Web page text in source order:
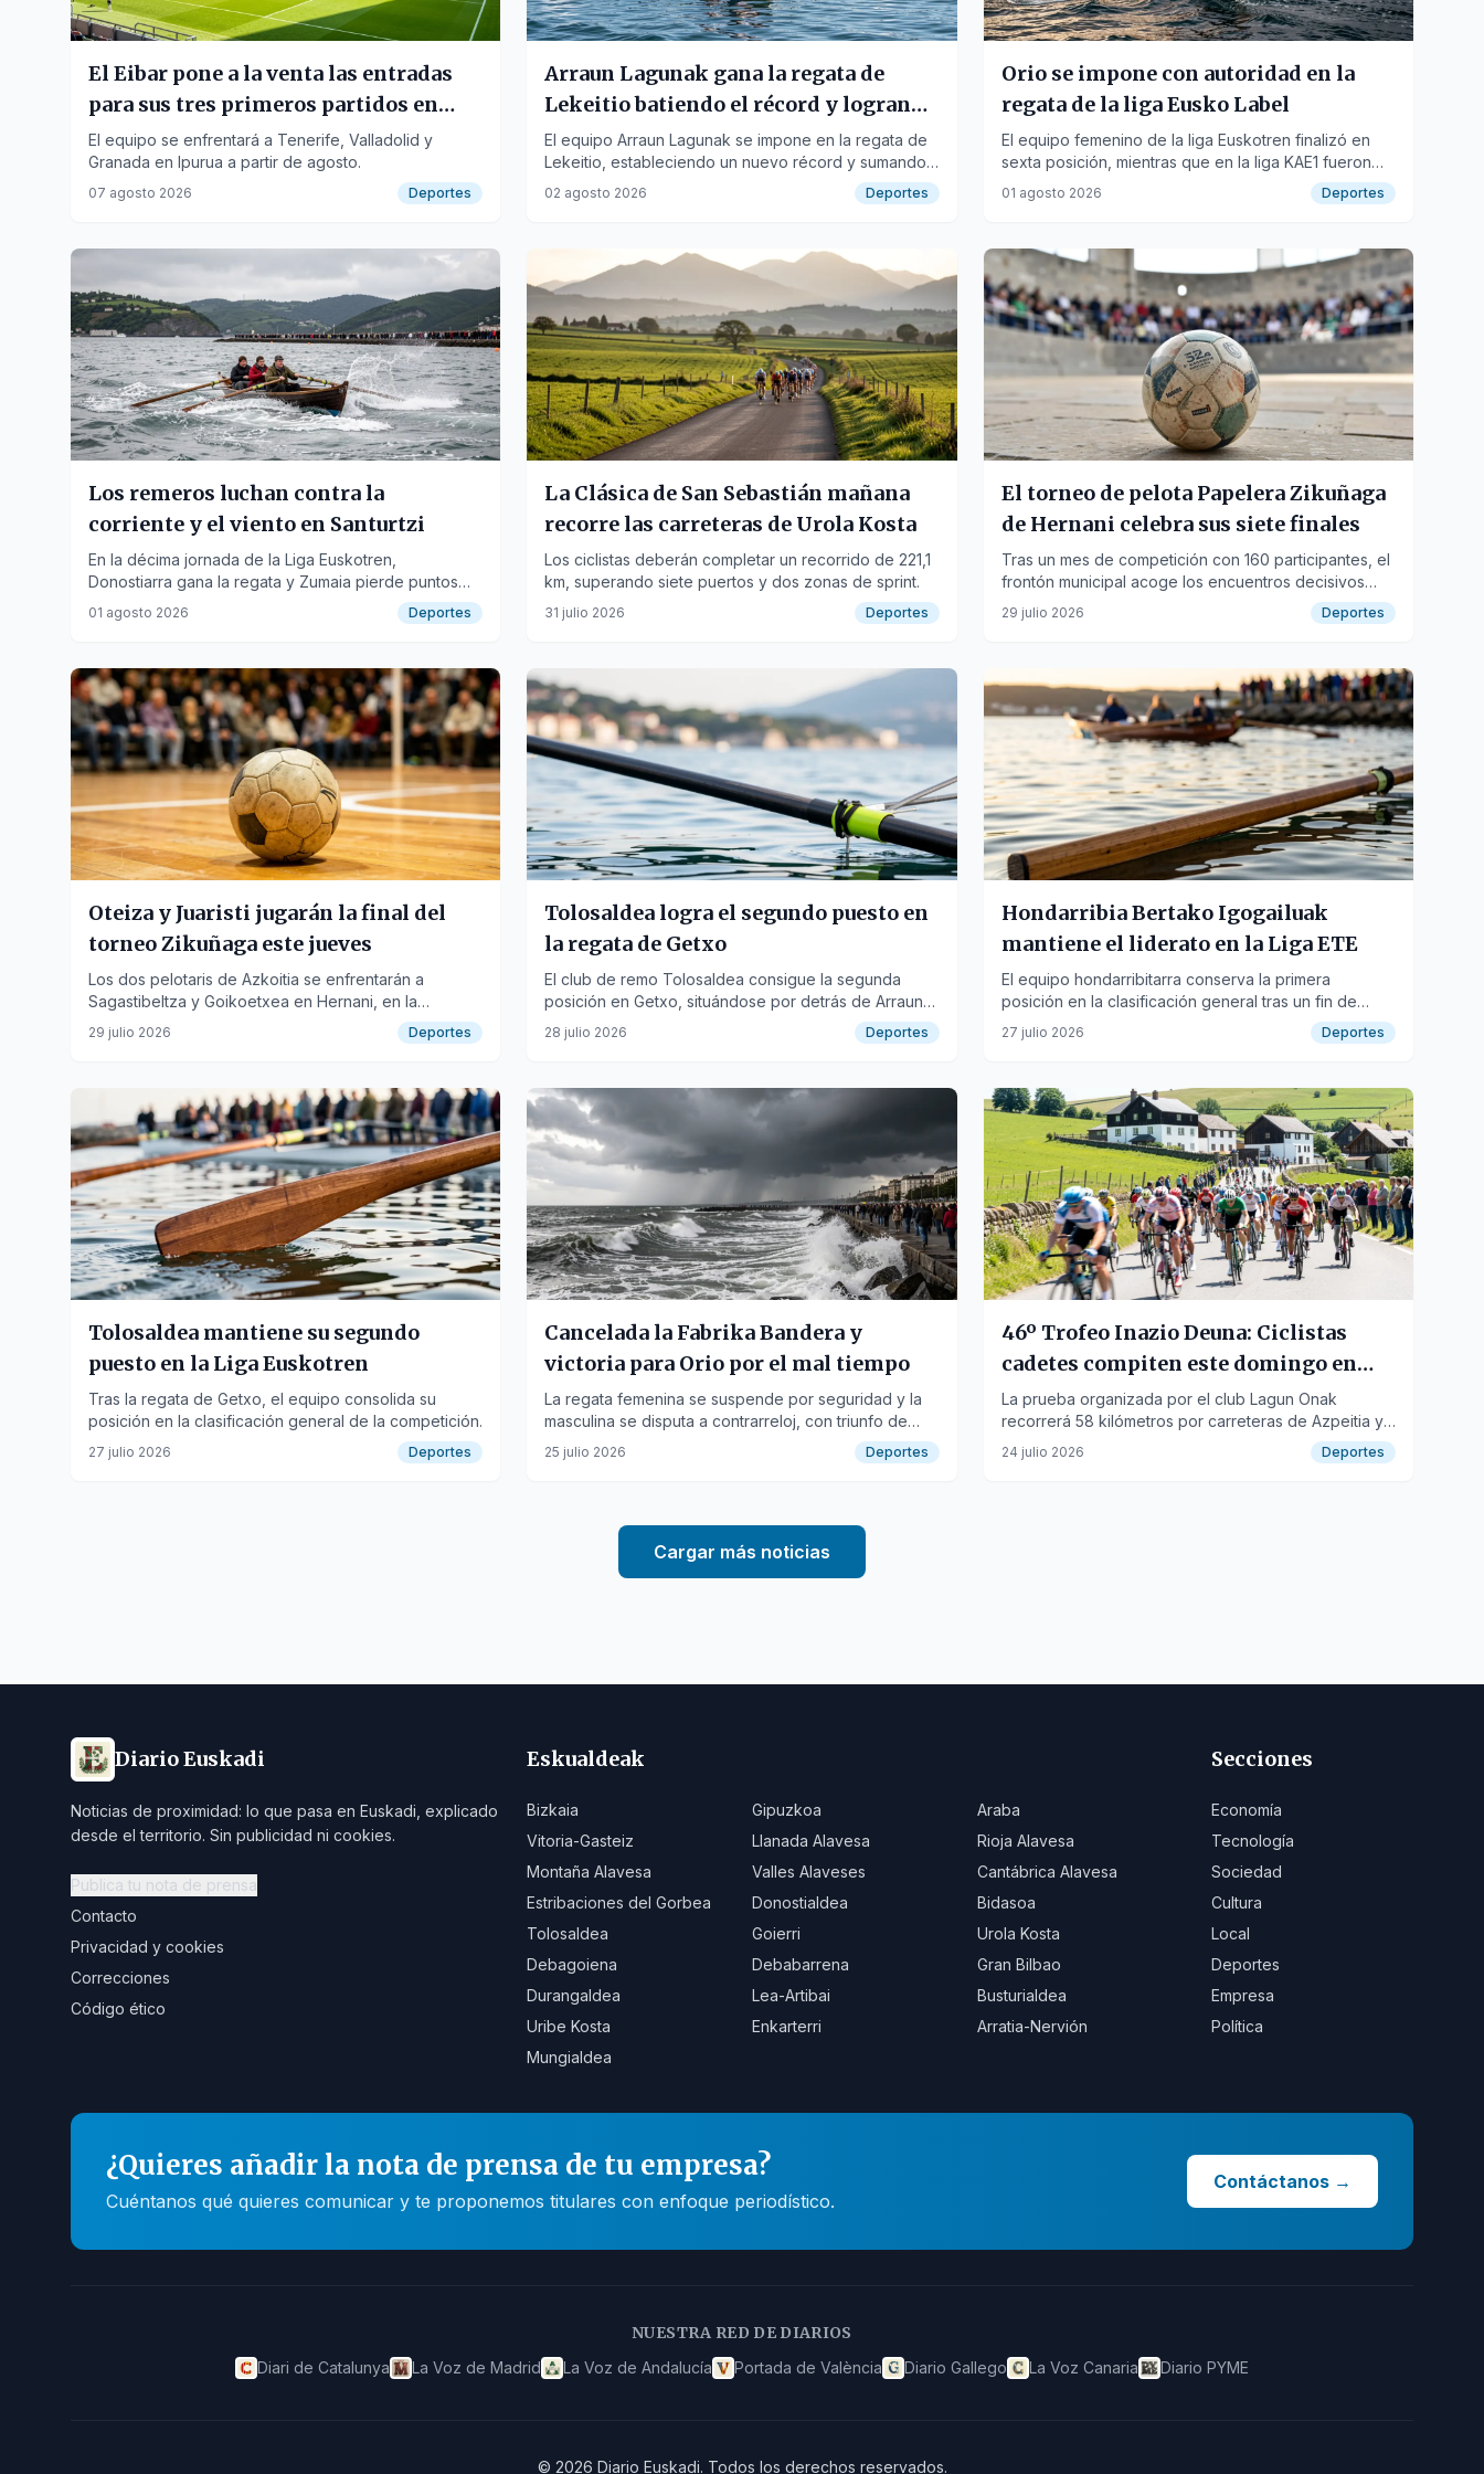
El Eibar pone a la venta las entradas
para sus tres primeros partidos en
casa
El equipo se enfrentará a Tenerife, Valladolid y
Granada en Ipurua a partir de agosto.
07 agosto 2026 Deportes
Arraun Lagunak gana la regata de
Lekeitio batiendo el récord y logrando
su 11ª bandera
El equipo Arraun Lagunak se impone en la regata de
Lekeitio, estableciendo un nuevo récord y sumando
su undécima bandera de la temporada.
02 agosto 2026 Deportes
Orio se impone con autoridad en la
regata de la liga Eusko Label
El equipo femenino de la liga Euskotren finalizó en
sexta posición, mientras que en la liga KAE1 fueron
décimos en Pedreña.
01 agosto 2026 Deportes
Los remeros luchan contra la
corriente y el viento en Santurtzi
En la décima jornada de la Liga Euskotren,
Donostiarra gana la regata y Zumaia pierde puntos
valiosos.
01 agosto 2026 Deportes
La Clásica de San Sebastián mañana
recorre las carreteras de Urola Kosta
Los ciclistas deberán completar un recorrido de 221,1
km, superando siete puertos y dos zonas de sprint.
31 julio 2026 Deportes
El torneo de pelota Papelera Zikuñaga
de Hernani celebra sus siete finales
Tras un mes de competición con 160 participantes, el
frontón municipal acoge los encuentros decisivos
este jueves y viernes.
29 julio 2026 Deportes
Oteiza y Juaristi jugarán la final del
torneo Zikuñaga este jueves
Los dos pelotaris de Azkoitia se enfrentarán a
Sagastibeltza y Goikoetxea en Hernani, en la
categoría Máxima Urrezko.
29 julio 2026 Deportes
Tolosaldea logra el segundo puesto en
la regata de Getxo
El club de remo Tolosaldea consigue la segunda
posición en Getxo, situándose por detrás de Arraun
Lagunak.
28 julio 2026 Deportes
Hondarribia Bertako Igogailuak
mantiene el liderato en la Liga ETE
El equipo hondarribitarra conserva la primera
posición en la clasificación general tras un fin de
semana complicado en Sestao y Zumaia.
27 julio 2026 Deportes
Tolosaldea mantiene su segundo
puesto en la Liga Euskotren
Tras la regata de Getxo, el equipo consolida su
posición en la clasificación general de la competición.
27 julio 2026 Deportes
Cancelada la Fabrika Bandera y
victoria para Orio por el mal tiempo
La regata femenina se suspende por seguridad y la
masculina se disputa a contrarreloj, con triunfo de
Orio.
25 julio 2026 Deportes
46º Trofeo Inazio Deuna: Ciclistas
cadetes compiten este domingo en
Azpeitia
La prueba organizada por el club Lagun Onak
recorrerá 58 kilómetros por carreteras de Azpeitia y
alrededores.
24 julio 2026 Deportes
Cargar más noticias
Diario Euskadi
Noticias de proximidad: lo que pasa en Euskadi, explicado
desde el territorio. Sin publicidad ni cookies.
Publica tu nota de prensa
Contacto
Privacidad y cookies
Correcciones
Código ético
Eskualdeak
Bizkaia Gipuzkoa
Araba
Vitoria-Gasteiz
Llanada Alavesa
Rioja Alavesa
Montaña Alavesa
Valles Alaveses
Cantábrica Alavesa
Estribaciones del Gorbea
Donostialdea
Bidasoa
Tolosaldea
Goierri
Urola Kosta
Debagoiena
Debabarrena
Gran Bilbao
Durangaldea
Lea-Artibai
Busturialdea
Uribe Kosta
Enkarterri
Arratia-Nervión
Mungialdea
Secciones
Economía
Tecnología
Sociedad
Cultura
Local
Deportes
Empresa
Política
¿Quieres añadir la nota de prensa de tu empresa?
Cuéntanos qué quieres comunicar y te proponemos titulares con enfoque periodístico.
Contáctanos →
NUESTRA RED DE DIARIOS
Diari de Catalunya La Voz de Madrid La Voz de Andalucía Portada de València Diario Gallego La Voz Canaria Diario PYME
© 2026 Diario Euskadi. Todos los derechos reservados.